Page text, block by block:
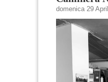
domenica 29